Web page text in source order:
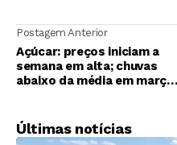
Postagem Anterior
Açúcar: preços iniciam a
semana em alta; chuvas
abaixo da média em março
Últimas notícias